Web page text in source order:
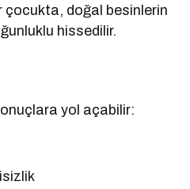
çocukta, doğal besinlerin
hissedilir.
yol açabilir: